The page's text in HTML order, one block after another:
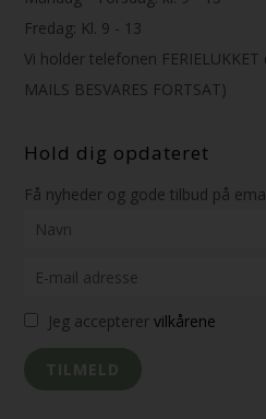
Fredag: Kl. 9 - 13
Vi holder telefonen
MAILS BESVARES FORTSAT)
Hold dig opdateret
Få nyheder og gode tilbud på
Jeg accepterervilkårene